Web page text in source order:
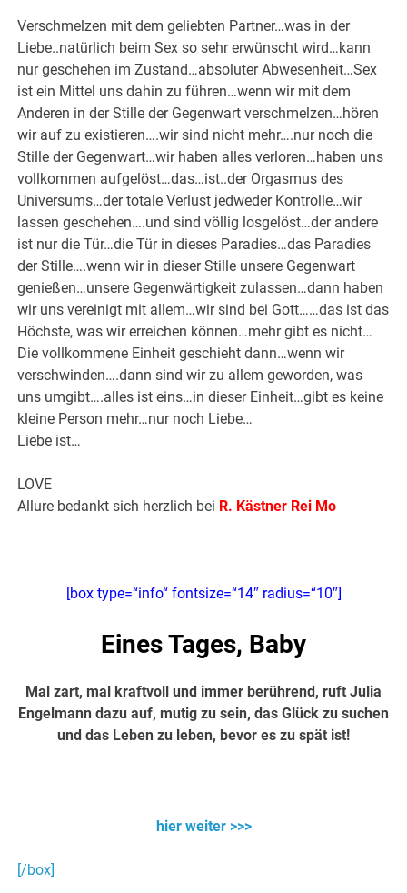
Verschmelzen mit dem geliebten Partner…was in der
Liebe..natürlich beim Sex so sehr erwünscht wird…kann
nur geschehen im Zustand…absoluter Abwesenheit…Sex
ist ein Mittel uns dahin zu führen…wenn wir mit dem
Anderen in der Stille der Gegenwart verschmelzen…hören
wir auf zu existieren….wir sind nicht mehr….nur noch die
Stille der Gegenwart…wir haben alles verloren…haben uns
vollkommen aufgelöst…das…ist..der Orgasmus des
Universums…der totale Verlust jedweder Kontrolle…wir
lassen geschehen….und sind völlig losgelöst…der andere
ist nur die Tür…die Tür in dieses Paradies…das Paradies
der Stille….wenn wir in dieser Stille unsere Gegenwart
genießen…unsere Gegenwärtigkeit zulassen…dann haben
wir uns vereinigt mit allem…wir sind bei Gott……das ist das
Höchste, was wir erreichen können…mehr gibt es nicht…
Die vollkommene Einheit geschieht dann…wenn wir
verschwinden….dann sind wir zu allem geworden, was
uns umgibt….alles ist eins…in dieser Einheit…gibt es keine
kleine Person mehr…nur noch Liebe…
Liebe ist…
LOVE
Allure bedankt sich herzlich bei R. Kästner Rei Mo
[box type=“info“ fontsize=“14″ radius=“10″]
Eines Tages, Baby
Mal zart, mal kraftvoll und immer berührend, ruft Julia
Engelmann dazu auf, mutig zu sein, das Glück zu suchen
und das Leben zu leben, bevor es zu spät ist!
hier weiter >>>
[/box]